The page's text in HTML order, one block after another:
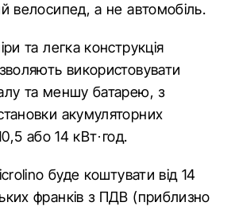
велосипед, а не автомобіль.
та легка конструкція
використовувати
та меншу батарею, з
акумуляторних
або 14 кВт·год.
буде коштувати від 14
франків з ПДВ (приблизно